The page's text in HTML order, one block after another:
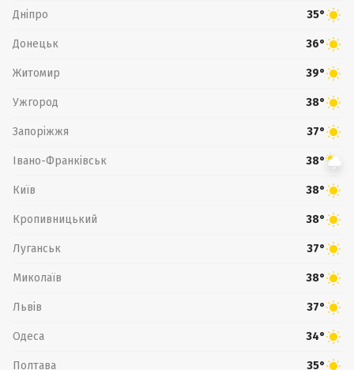
Дніпро 35°
Донецьк 36°
Житомир 39°
Ужгород 38°
Запоріжжя 37°
Івано-Франківськ 38°
Київ 38°
Кропивницький 38°
Луганськ 37°
Миколаїв 38°
Львів 37°
Одеса 34°
Полтава 35°